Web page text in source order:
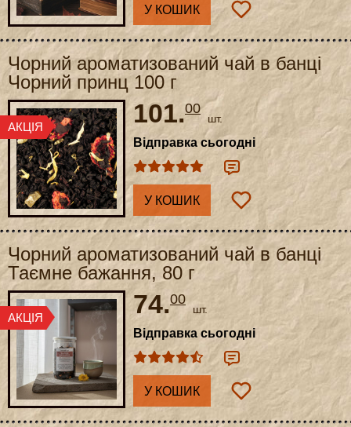
У КОШИК
Чорний ароматизований чай в банці
Чорний принц 100 г
101.00
шт.
Відправка сьогодні
У КОШИК
Чорний ароматизований чай в банці
Таємне бажання, 80 г
74.00
шт.
Відправка сьогодні
У КОШИК